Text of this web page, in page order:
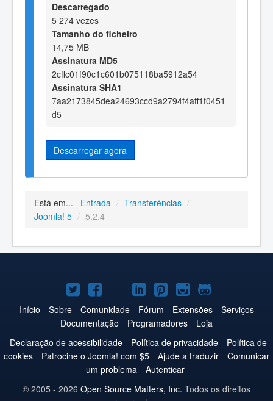
Descarregado
5 274 vezes
Tamanho do ficheiro
14,75 MB
Assinatura MD5
2cffc01f90c1c601b075118ba5912a54
Assinatura SHA1
7aa2173845dea24693ccd9a2794f4aff1f0451
d5
Descarregar agora
Está em... Entrada / Transferências /
Joomla! 5 / 5.2.4
Joomla!
no
Twitter
Joomla!
no
Facebook
Joomla!
no
YouTube
Joomla!
no
LinkedIn
Joomla!
no
Pinterest
Joomla!
no
Instagram
Joomla!
no
GitHub
Início Sobre Comunidade Fórum Extensões
Serviços
Documentação
Programadores
Loja
Declaração de acessibilidade
Política de privacidade
Política de
cookies
Patrocine o Joomla! com $5 Ajude a traduzir
Comunicar
um problema
Autenticar
© 2005 - 2026 Open Source Matters, Inc. Todos os direitos